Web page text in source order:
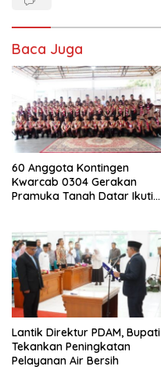
Baca Juga
60 Anggota Kontingen
Kwarcab 0304 Gerakan
Pramuka Tanah Datar Ikuti
Lantik Direktur PDAM, Bupati
Tekankan Peningkatan
Pelayanan Air Bersih